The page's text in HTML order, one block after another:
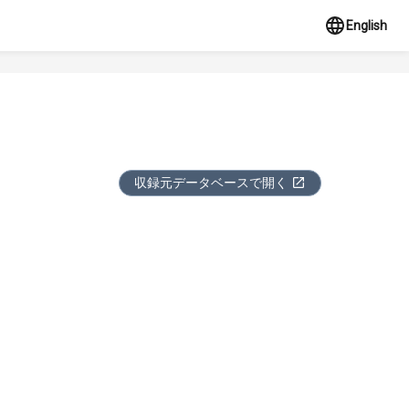
English
収録元データベースで開く